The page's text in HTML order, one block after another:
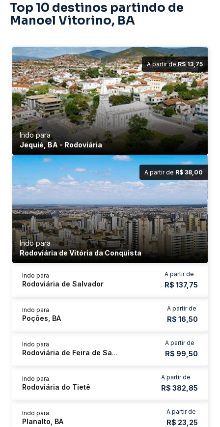
Top 10 destinos partindo de
Manoel Vitorino, BA
A partir deR$ 13,75
Indo para
Jequié, BA - Rodoviária
A partir de R$ 38,00
Indo para
Rodoviária de Vitória da Conquista
A partir de
R$ 137,75
Indo para
Rodoviária de Salvador
A partir de
R$ 16,50
Indo para
Poções, BA
A partir de
R$ 99,50
Indo para
Rodoviária de Feira de Santana
A partir de
R$ 382,85
Indo para
Rodoviária do Tietê
A partir de
R$ 23,25
Indo para
Planalto, BA